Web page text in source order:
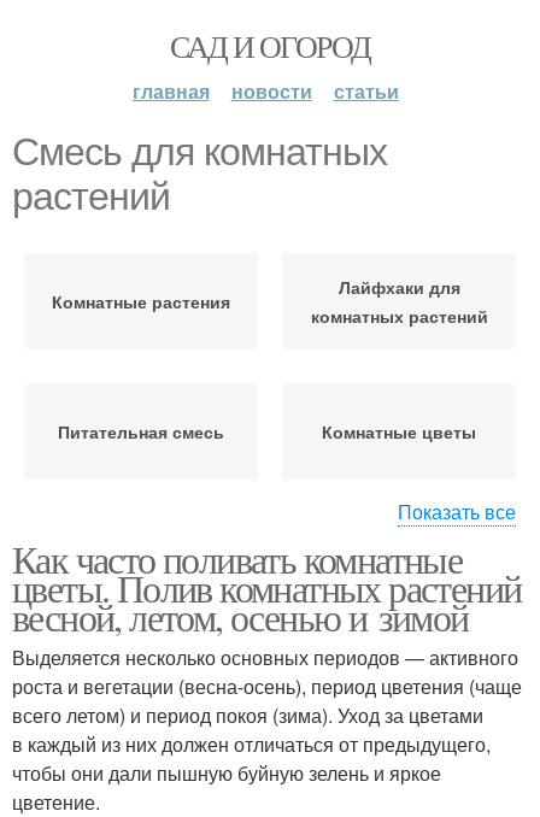
САД И ОГОРОД
главная новости статьи
Смесь для комнатных
растений
Комнатные растения
Лайфхаки для
комнатных растений
Питательная смесь Комнатные цветы
Растение в поливе
Показать все
Как часто поливать комнатные
цветы. Полив комнатных растений
весной, летом, осенью и зимой
Выделяется несколько основных периодов — активного
роста и вегетации (весна-осень), период цветения (чаще
всего летом) и период покоя (зима). Уход за цветами
в каждый из них должен отличаться от предыдущего,
чтобы они дали пышную буйную зелень и яркое
цветение.